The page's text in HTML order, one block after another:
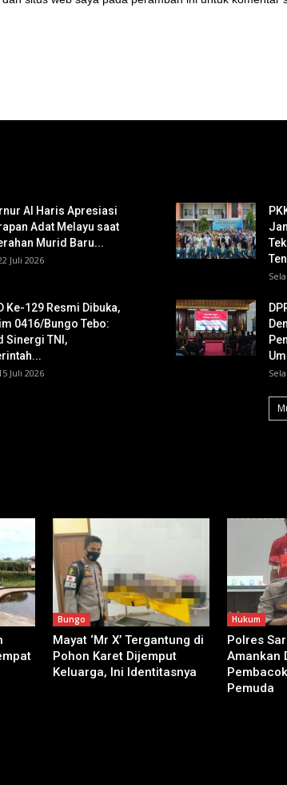
Al Haris Apresiasi
Adat Melayu saat
Murid Baru...
Juli 2026
Ke-129 Resmi Dibuka,
0416/Bungo Tebo:
Sinergi TNI,
Juli 2026
Bungo
Mayat ‘Mr X’ Tergantung di
Pohon Karet Dijemput
Keluarga, Ini Identitasnya
Hukum
Polres
Amankan
Pemuda